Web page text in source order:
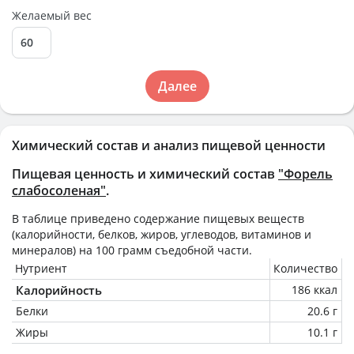
Химический состав и анализ пищевой ценности
Пищевая ценность и химический состав "Форель
слабосоленая".
В таблице приведено содержание пищевых веществ
(калорийности, белков, жиров, углеводов, витаминов и
минералов) на 100 грамм съедобной части.
Нутриент
Количество
Калорийность
186 ккал
Белки
20.6 г
Жиры
10.1 г
Желаемый вес
Далее